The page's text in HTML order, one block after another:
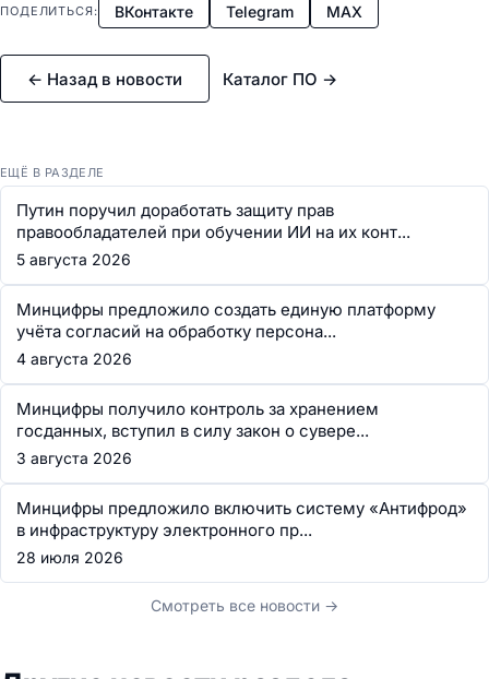
ПОДЕЛИТЬСЯ: ВКонтакте Telegram MAX
← Назад в новости Каталог ПО →
ЕЩЁ В РАЗДЕЛЕ
Путин поручил доработать защиту прав
правообладателей при обучении ИИ на их конт...
5 августа 2026
Минцифры предложило создать единую платформу
учёта согласий на обработку персона...
4 августа 2026
Минцифры получило контроль за хранением
госданных, вступил в силу закон о сувере...
3 августа 2026
Минцифры предложило включить систему «Антифрод»
в инфраструктуру электронного пр...
28 июля 2026
Смотреть все новости →